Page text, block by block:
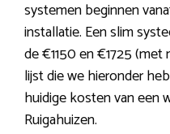
systemen beginnen
installatie. Een slim
de €1150 en €1725
lijst die we hieronder
huidige kosten van een
Ruigahuizen.